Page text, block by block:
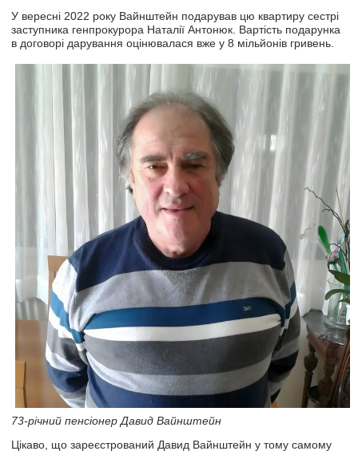
У вересні 2022 року Вайнштейн подарував цю квартиру сестрі
заступника генпрокурора Наталії Антонюк. Вартість подарунка
в договорі дарування оцінювалася вже у 8 мільйонів гривень.
73-річний пенсіонер Давид Вайнштейн
Цікаво, що зареєстрований Давид Вайнштейн у тому самому